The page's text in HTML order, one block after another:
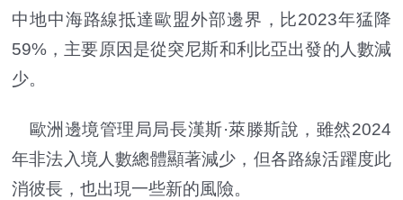
中地中海路線抵達歐盟外部邊界，比2023年猛降
59%，主要原因是從突尼斯和利比亞出發的人數減
少。
歐洲邊境管理局局長漢斯·萊滕斯說，雖然2024
年非法入境人數總體顯著減少，但各路線活躍度此
消彼長，也出現一些新的風險。